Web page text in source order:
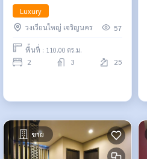
ตึก A พร้อมเฟอร์นิเจอร์
Luxury
วงเวียนใหญ่ เจริญนคร
57
พื้นที่ : 110.00 ตร.ม.
2 3 25
ขาย